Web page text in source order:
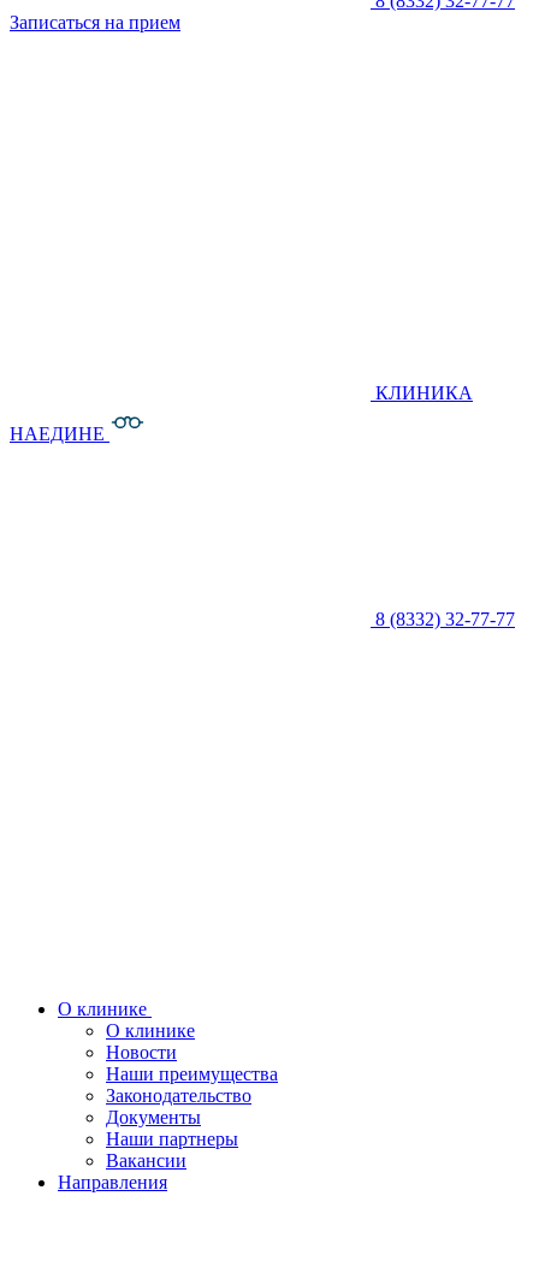
Записаться на прием
КЛИНИКА
НАЕДИНЕ
8 (8332) 32-77-77
О клинике
О клинике
Новости
Наши преимущества
Законодательство
Документы
Наши партнеры
Вакансии
Направления